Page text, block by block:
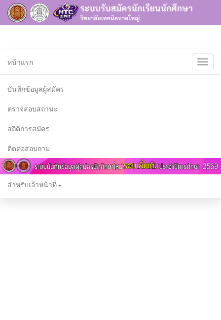
หน้าแรก
บันทึกข้อมูลผู้สมัคร
ตรวจสอบสถานะ
สถิติการสมัคร
ติดต่อสอบถาม
สำหรับเจ้าหน้าที่
บันทึกข้อมูลผู้สมัคร